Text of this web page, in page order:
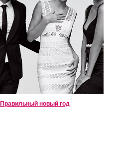
Правильный новый год